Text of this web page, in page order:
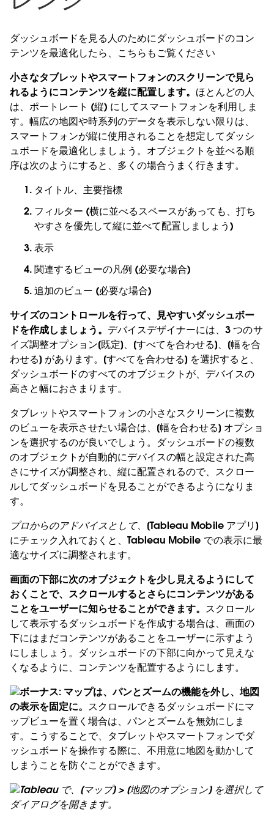
ダッシュボードを見る人のためにダッシュボードのコン
テンツを最適化したら、こちらもご覧ください
小さなタブレットやスマートフォンのスクリーンで見ら
れるようにコンテンツを縦に配置します。 ほとんどの人
は、ポートレート (縦) にしてスマートフォンを利用しま
す。幅広の地図や時系列のデータを表示しない限りは、
スマートフォンが縦に使用されることを想定してダッシ
ュボードを最適化しましょう。オブジェクトを並べる順
序は次のようにすると、多くの場合うまく行きます。
タイトル、主要指標
フィルター (横に並べるスペースがあっても、打ち
やすさを優先して縦に並べて配置しましょう)
表示
関連するビューの凡例 (必要な場合)
追加のビュー (必要な場合)
サイズのコントロールを行って、見やすいダッシュボー
ドを作成しましょう。 デバイスデザイナーには、3 つのサ
イズ調整オプション[既定]、[すべてを合わせる]、[幅を合
わせる] があります。[すべてを合わせる] を選択すると、
ダッシュボードのすべてのオブジェクトが、デバイスの
高さと幅におさまります。
タブレットやスマートフォンの小さなスクリーンに複数
のビューを表示させたい場合は、[幅を合わせる] オプショ
ンを選択するのが良いでしょう。ダッシュボードの複数
のオブジェクトが自動的にデバイスの幅と設定された高
さにサイズが調整され、縦に配置されるので、スクロー
ルしてダッシュボードを見ることができるようになりま
す。
プロからのアドバイスとして、 [Tableau Mobile アプリ]
にチェック入れておくと、Tableau Mobile での表示に最
適なサイズに調整されます。
画面の下部に次のオブジェクトを少し見えるようにして
おくことで、スクロールするとさらにコンテンツがある
ことをユーザーに知らせることができます。 スクロール
して表示するダッシュボードを作成する場合は、画面の
下にはまだコンテンツがあることをユーザーに示すよう
にしましょう。ダッシュボードの下部に向かって見えな
くなるように、コンテンツを配置するようにします。
ボーナス: マップは、パンとズームの機能を外し、地図
の表示を固定に。 スクロールできるダッシュボードにマ
ップビューを置く場合は、パンとズームを無効にしま
す。こうすることで、タブレットやスマートフォンでダ
ッシュボードを操作する際に、不用意に地図を動かして
しまうことを防ぐことができます。
Tableau で、[マップ] > [地図のオプション] を選択して
ダイアログを開きます。